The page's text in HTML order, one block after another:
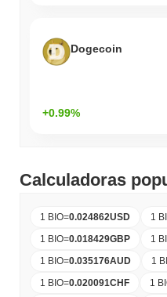
Dogecoin
+0.99%
Calculadoras
1 BIO=0.024862USD 1
1 BIO=0.018429GBP 1
1 BIO=0.035176AUD 1
1 BIO=0.020091CHF 1